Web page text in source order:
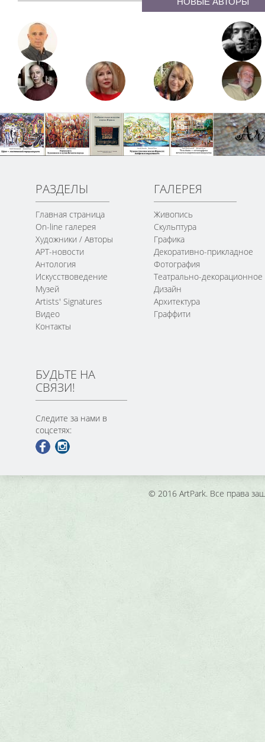
РАЗДЕЛЫ
Главная страница
On-line галерея
Художники / Авторы
АРТ-новости
Антология
Искусствоведение
Музей
Artists' Signatures
Видео
Контакты
ГАЛЕРЕЯ
Живопись
Скульптура
Графика
Декоративно-прикладное
Фотография
Театрально-декорационное
Дизайн
Архитектура
Граффити
БУДЬТЕ НА
СВЯЗИ!
Следите за нами в
соцсетях:
© 2016 ArtPark. Все права